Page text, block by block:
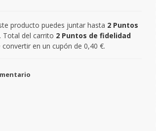
producto puedes juntar hasta 2Puntos
Total del carrito 2Puntos de fidelidad
convertir en un cupón de 0,40 €.